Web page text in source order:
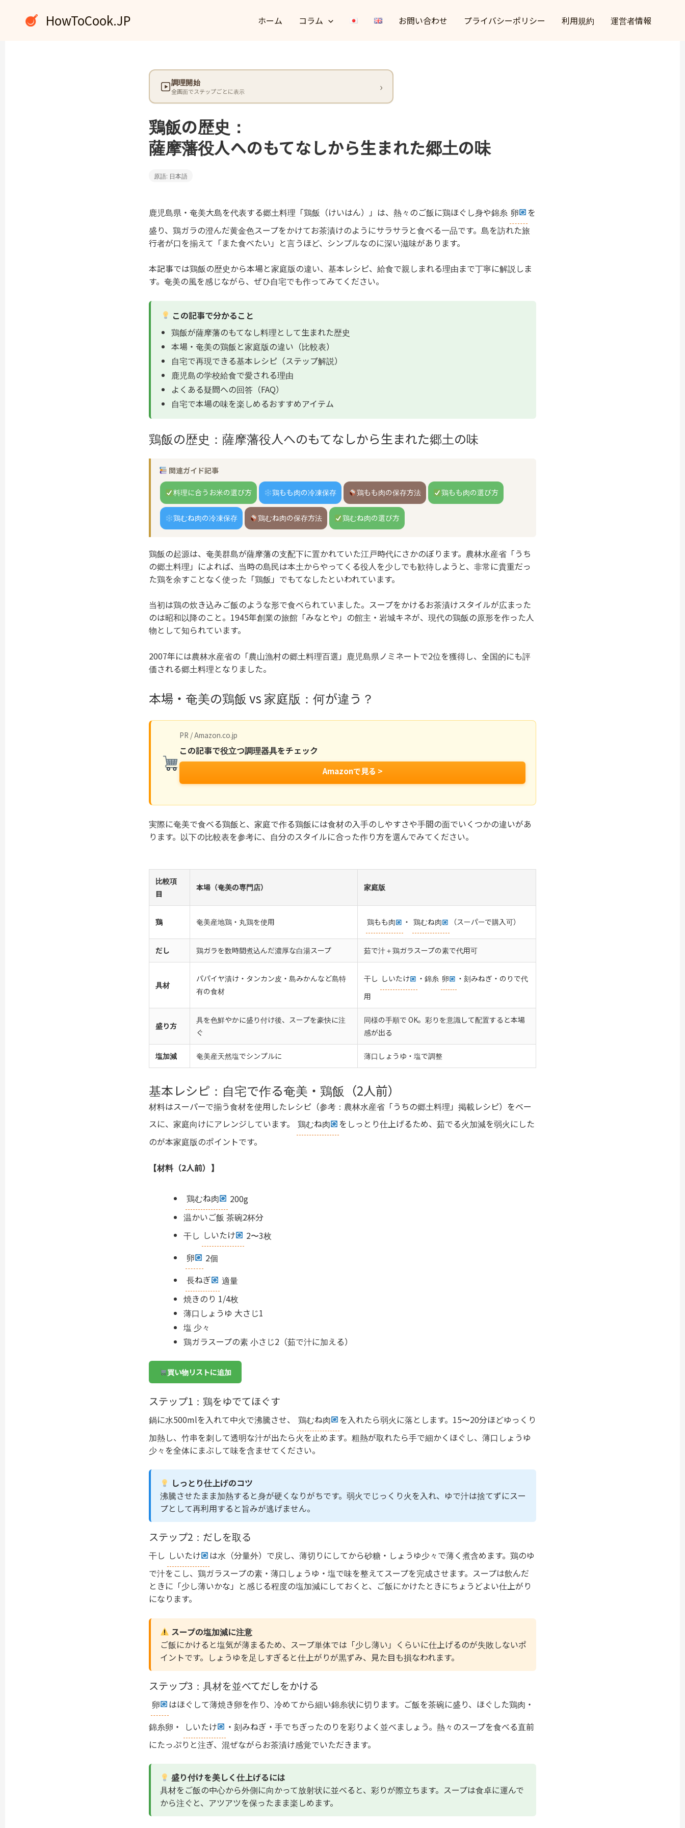
HowToCook.JP ホーム コラム お問い合わせ プライバシーポリシー 利用規約 運営者情報
調理開始
全画面でステップごとに表示
鶏飯の歴史：
薩摩藩役人へのもてなしから生まれた郷土の味
原語: 日本語
鹿児島県・奄美大島を代表する郷土料理「鶏飯（けいはん）」は、熱々のご飯に鶏ほぐし身や錦糸 卵
を
盛り、鶏ガラの澄んだ黄金色スープをかけてお茶漬けのようにサラサラと食べる一品です。島を訪れた旅
行者が口を揃えて「また食べたい」と言うほど、シンプルなのに深い滋味があります。
本記事では鶏飯の歴史から本場と家庭版の違い、基本レシピ、給食で親しまれる理由まで丁寧に解説しま
す。奄美の風を感じながら、ぜひ自宅でも作ってみてください。
この記事で分かること
鶏飯が薩摩藩のもてなし料理として生まれた歴史
本場・奄美の鶏飯と家庭版の違い（比較表）
自宅で再現できる基本レシピ（ステップ解説）
鹿児島の学校給食で愛される理由
よくある疑問への回答（FAQ）
自宅で本場の味を楽しめるおすすめアイテム
鶏飯の歴史：薩摩藩役人へのもてなしから生まれた郷土の味
関連ガイド記事
料理に合うお米の選び方 鶏もも肉の冷凍保存 鶏もも肉の保存方法 鶏もも肉の選び方
鶏むね肉の冷凍保存 鶏むね肉の保存方法 鶏むね肉の選び方
鶏飯の起源は、奄美群島が薩摩藩の支配下に置かれていた江戸時代にさかのぼります。農林水産省「うち
の郷土料理」によれば、当時の島民は本土からやってくる役人を少しでも歓待しようと、非常に貴重だっ
た鶏を余すことなく使った「鶏飯」でもてなしたといわれています。
当初は鶏の炊き込みご飯のような形で食べられていました。スープをかけるお茶漬けスタイルが広まった
のは昭和以降のこと。1945年創業の旅館「みなとや」の館主・岩城キネが、現代の鶏飯の原形を作った人
物として知られています。
2007年には農林水産省の「農山漁村の郷土料理百選」鹿児島県ノミネートで2位を獲得し、全国的にも評
価される郷土料理となりました。
本場・奄美の鶏飯 vs 家庭版：何が違う？
PR / Amazon.co.jp
この記事で役立つ調理器具をチェック
Amazonで見る >
実際に奄美で食べる鶏飯と、家庭で作る鶏飯には食材の入手のしやすさや手間の面でいくつかの違いがあ
ります。以下の比較表を参考に、自分のスタイルに合った作り方を選んでみてください。
比較項
目
本場（奄美の専門店） 家庭版
鶏 奄美産地鶏・丸鶏を使用 鶏もも肉 ・ 鶏むね肉 （スーパーで購入可）
だし 鶏ガラを数時間煮込んだ濃厚な白湯スープ 茹で汁＋鶏ガラスープの素で代用可
具材
パパイヤ漬け・タンカン皮・島みかんなど島特
有の食材
干し しいたけ ・錦糸 卵
・刻みねぎ・のりで代
用
盛り方
具を色鮮やかに盛り付け後、スープを豪快に注
ぐ
同様の手順で OK。彩りを意識して配置すると本場
感が出る
塩加減 奄美産天然塩でシンプルに 薄口しょうゆ・塩で調整
基本レシピ：自宅で作る奄美・鶏飯（2人前）
材料はスーパーで揃う食材を使用したレシピ（参考：農林水産省「うちの郷土料理」掲載レシピ）をベー
スに、家庭向けにアレンジしています。
鶏むね肉
をしっとり仕上げるため、茹でる火加減を弱火にした
のが本家庭版のポイントです。
【材料（2人前）】
鶏むね肉
200g
温かいご飯 茶碗2杯分
干し しいたけ
2〜3枚
卵
2個
長ねぎ
適量
焼きのり 1/4枚
薄口しょうゆ 大さじ1
塩 少々
鶏ガラスープの素 小さじ2（茹で汁に加える）
買い物リストに追加
ステップ1：鶏をゆでてほぐす
鍋に水500mlを入れて中火で沸騰させ、 鶏むね肉
を入れたら弱火に落とします。15〜20分ほどゆっくり
加熱し、竹串を刺して透明な汁が出たら火を止めます。粗熱が取れたら手で細かくほぐし、薄口しょうゆ
少々を全体にまぶして味を含ませてください。
しっとり仕上げのコツ
沸騰させたまま加熱すると身が硬くなりがちです。弱火でじっくり火を入れ、ゆで汁は捨てずにスー
プとして再利用すると旨みが逃げません。
ステップ2：だしを取る
干し しいたけ
は水（分量外）で戻し、薄切りにしてから砂糖・しょうゆ少々で薄く煮含めます。鶏のゆ
で汁をこし、鶏ガラスープの素・薄口しょうゆ・塩で味を整えてスープを完成させます。スープは飲んだ
ときに「少し薄いかな」と感じる程度の塩加減にしておくと、ご飯にかけたときにちょうどよい仕上がり
になります。
スープの塩加減に注意
ご飯にかけると塩気が薄まるため、スープ単体では「少し薄い」くらいに仕上げるのが失敗しないポ
イントです。しょうゆを足しすぎると仕上がりが黒ずみ、見た目も損なわれます。
ステップ3：具材を並べてだしをかける
卵
はほぐして薄焼き卵を作り、冷めてから細い錦糸状に切ります。ご飯を茶碗に盛り、ほぐした鶏肉・
錦糸卵・
しいたけ
・刻みねぎ・手でちぎったのりを彩りよく並べましょう。熱々のスープを食べる直前
にたっぷりと注ぎ、混ぜながらお茶漬け感覚でいただきます。
盛り付けを美しく仕上げるには
具材をご飯の中心から外側に向かって放射状に並べると、彩りが際立ちます。スープは食卓に運んで
から注ぐと、アツアツを保ったまま楽しめます。